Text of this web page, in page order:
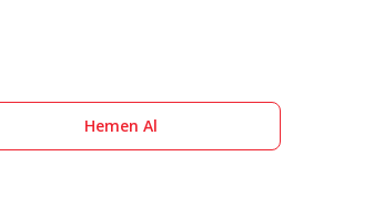
Hemen Al